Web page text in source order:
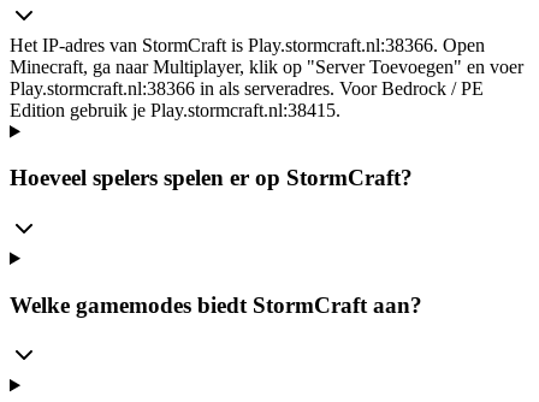
Het IP-adres van StormCraft is Play.stormcraft.nl:38366. Open
Minecraft, ga naar Multiplayer, klik op "Server Toevoegen" en voer
Play.stormcraft.nl:38366 in als serveradres. Voor Bedrock / PE
Edition gebruik je Play.stormcraft.nl:38415.
Hoeveel spelers spelen er op StormCraft?
Welke gamemodes biedt StormCraft aan?